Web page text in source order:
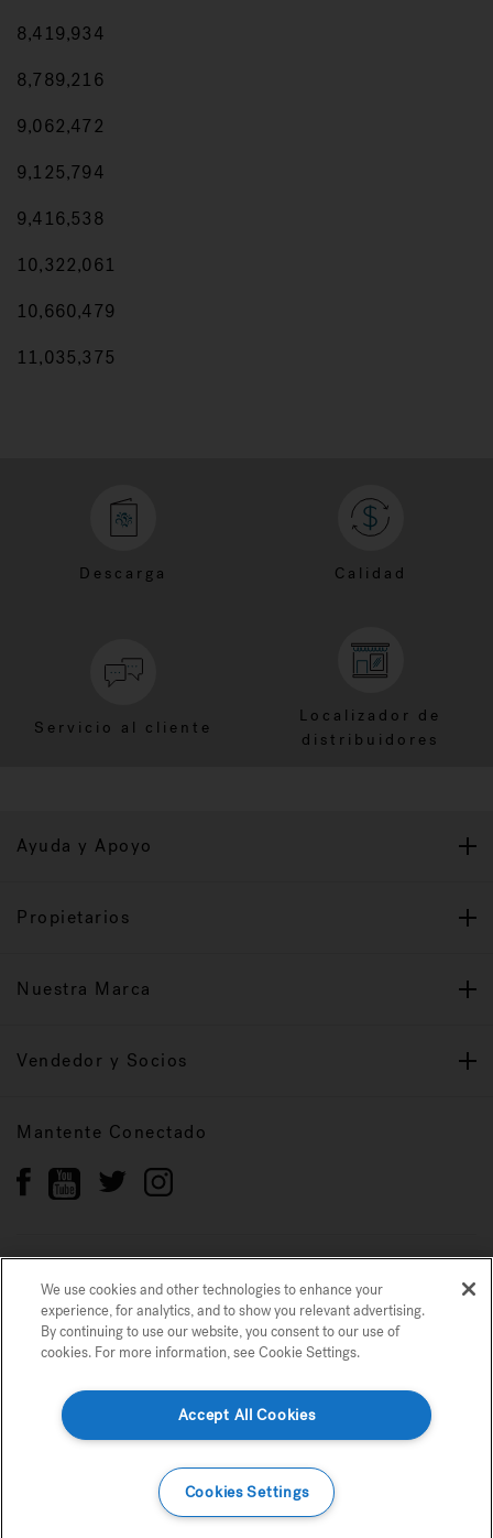
8,419,934
8,789,216
9,062,472
9,125,794
9,416,538
10,322,061
10,660,479
11,035,375
Descarga Calidad
Servicio al cliente
Localizador de
distribuidores
Ayuda y Apoyo
Propietarios
Nuestra Marca
Vendedor y Socios
Mantente Conectado
Política de privacidad
Marcas registradas
Mapa del sitio
© 2022 Jacuzzi Inc. Todos los derechos reservados.
Usamos cookies y otras tecnologías para mejorar su experiencia, para análisis
web, acepta nuestro uso de cookies. Para obtener más información, consulte
configuración de cookies.
Esencial
Plataforma
Marketing
Confirmar Selección Confirmar Todo
We use cookies and other technologies to enhance your
experience, for analytics, and to show you relevant advertising.
By continuing to use our website, you consent to our use of
cookies. For more information, see Cookie Settings.
Accept All Cookies
Cookies Settings